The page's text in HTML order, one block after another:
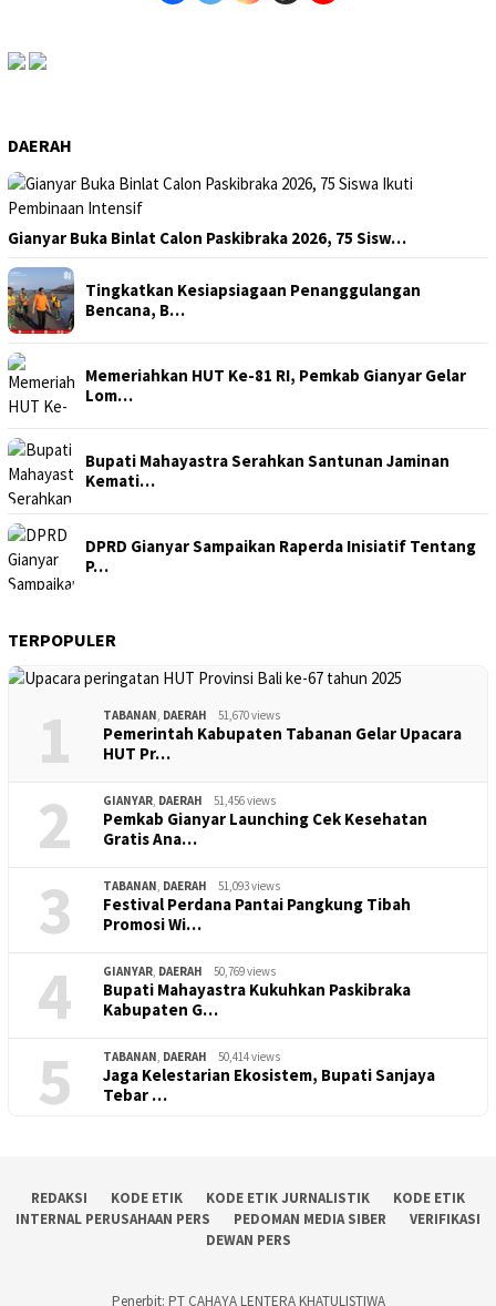
DAERAH
Gianyar Buka Binlat Calon Paskibraka 2026, 75 Sisw…
Tingkatkan Kesiapsiagaan Penanggulangan
Bencana, B…
Memeriahkan HUT Ke-81 RI, Pemkab Gianyar Gelar
Lom…
Bupati Mahayastra Serahkan Santunan Jaminan
Kemati…
DPRD Gianyar Sampaikan Raperda Inisiatif Tentang
P…
TERPOPULER
1 TABANAN DAERAH 51,670 views
Pemerintah Kabupaten Tabanan Gelar Upacara
HUT Pr…
2 GIANYAR DAERAH 51,456 views
Pemkab Gianyar Launching Cek Kesehatan
Gratis Ana…
3 TABANAN DAERAH 51,093 views
Festival Perdana Pantai Pangkung Tibah
Promosi Wi…
4 GIANYAR DAERAH 50,769 views
Bupati Mahayastra Kukuhkan Paskibraka
Kabupaten G…
5 TABANAN DAERAH 50,414 views
Jaga Kelestarian Ekosistem, Bupati Sanjaya
Tebar …
REDAKSI KODE ETIK KODE ETIK JURNALISTIK
KODE ETIK
INTERNAL PERUSAHAAN PERS
PEDOMAN MEDIA SIBER
VERIFIKASI
DEWAN PERS
Penerbit: PT CAHAYA LENTERA KHATULISTIWA